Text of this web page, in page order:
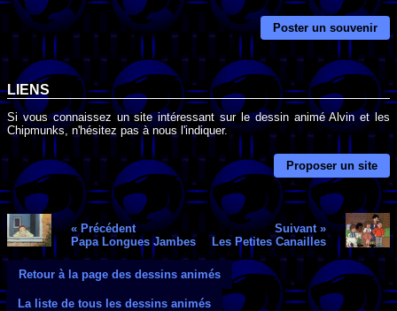
Poster un souvenir
LIENS
Si vous connaissez un site intéressant sur le dessin animé Alvin et les
Chipmunks, n'hésitez pas à nous l'indiquer.
Proposer un site
« Précédent
Papa Longues Jambes
Suivant »
Les Petites Canailles
Retour à la page des dessins animés
La liste de tous les dessins animés